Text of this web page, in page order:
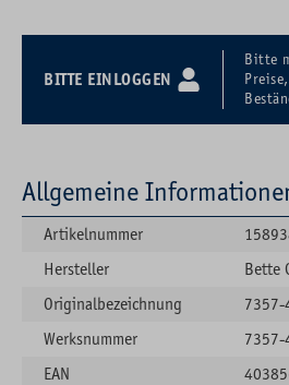
BITTE EINLOGGEN
Bitte
Allgemeine
Artikelnummer
Hersteller
Bette
Originalbezeichnung
7357-
Werksnummer
7357-
EAN